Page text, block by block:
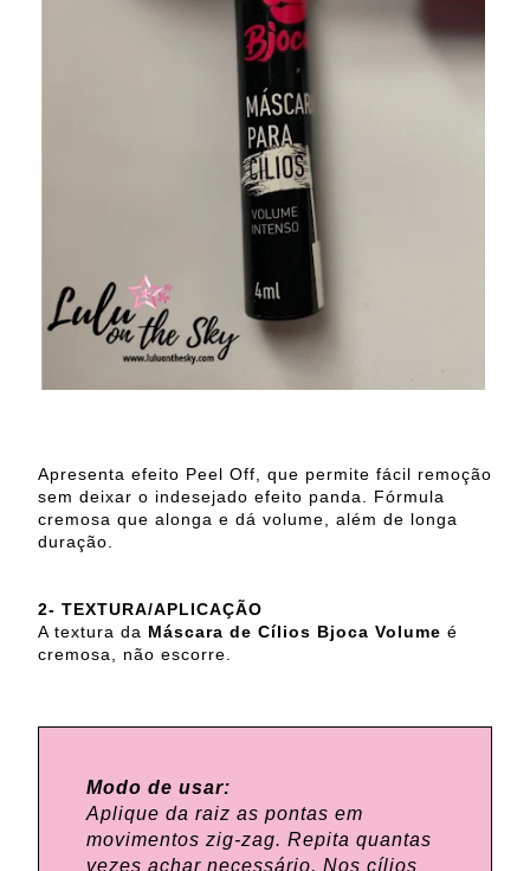
Apresenta efeito Peel Off, que permite fácil remoção
sem deixar o indesejado efeito panda. Fórmula
cremosa que alonga e dá volume, além de longa
duração.
2- TEXTURA/APLICAÇÃO
A textura da Máscara de Cílios Bjoca Volume é
cremosa, não escorre.
Modo de usar:
Aplique da raiz as pontas em
movimentos zig-zag. Repita quantas
vezes achar necessário. Nos cílios